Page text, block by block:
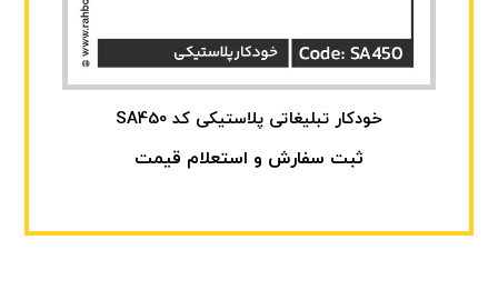
خودکار تبلیغاتی پلاستیکی کد SA450
ثبت سفارش و استعلام قیمت